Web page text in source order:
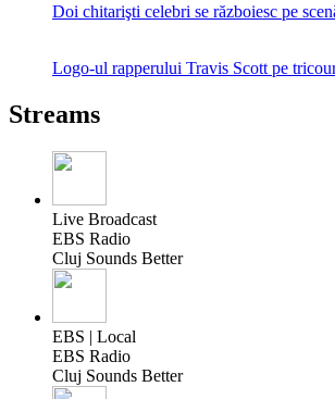
Doi chitarişti celebri se războiesc pe
Logo-ul rapperului Travis Scott pe
Streams
Live Broadcast
EBS Radio
Cluj Sounds Better
EBS | Local
EBS Radio
Cluj Sounds Better